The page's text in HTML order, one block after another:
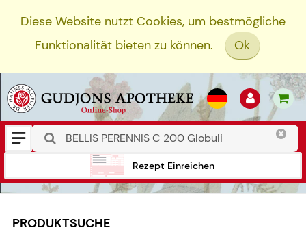
Diese Website nutzt Cookies, um bestmögliche
Funktionalität bieten zu können.
Ok
Rezept Einreichen
PRODUKTSUCHE